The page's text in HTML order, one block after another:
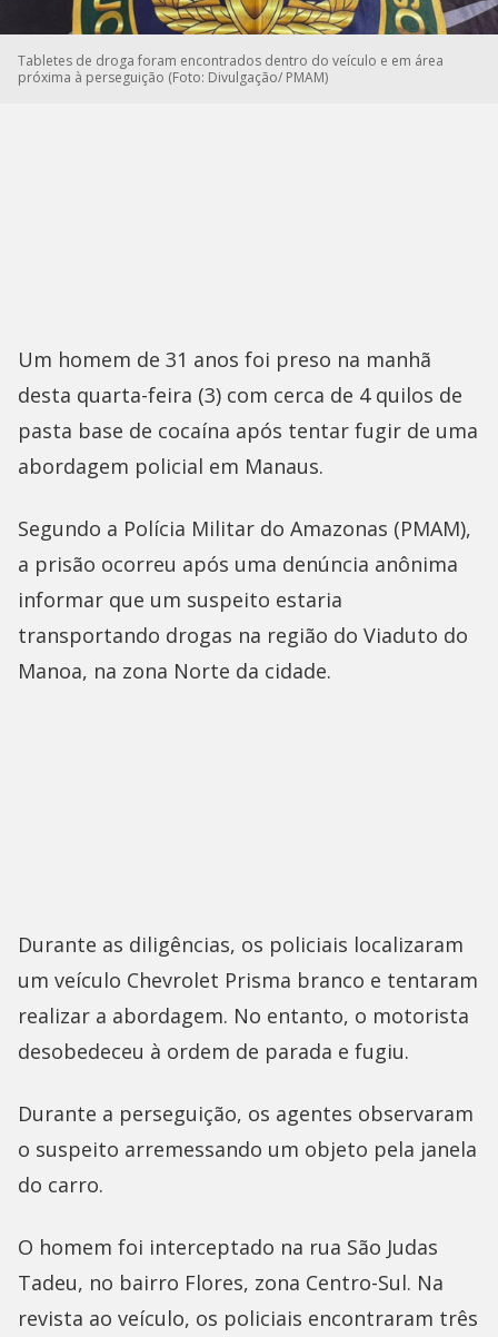
Tabletes de droga foram encontrados dentro do veículo e em área
próxima à perseguição (Foto: Divulgação/ PMAM)
Um homem de 31 anos foi preso na manhã
desta quarta-feira (3) com cerca de 4 quilos de
pasta base de cocaína após tentar fugir de uma
abordagem policial em Manaus.
Segundo a Polícia Militar do Amazonas (PMAM),
a prisão ocorreu após uma denúncia anônima
informar que um suspeito estaria
transportando drogas na região do Viaduto do
Manoa, na zona Norte da cidade.
Durante as diligências, os policiais localizaram
um veículo Chevrolet Prisma branco e tentaram
realizar a abordagem. No entanto, o motorista
desobedeceu à ordem de parada e fugiu.
Durante a perseguição, os agentes observaram
o suspeito arremessando um objeto pela janela
do carro.
O homem foi interceptado na rua São Judas
Tadeu, no bairro Flores, zona Centro-Sul. Na
revista ao veículo, os policiais encontraram três